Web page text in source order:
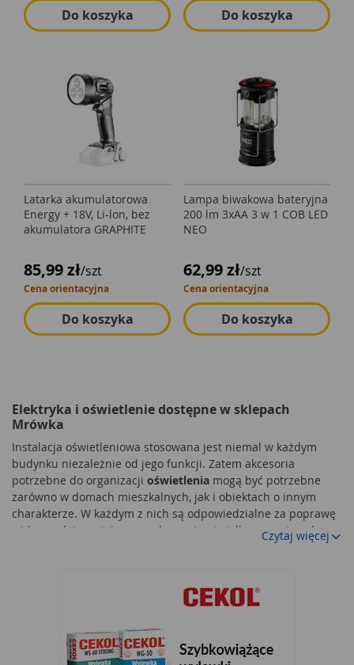
Do koszyka Do koszyka
Latarka akumulatorowa
Energy + 18V, Li-lon, bez
akumulatora GRAPHITE
85,99 zł/szt
Cena orientacyjna
Do koszyka
Lampa biwakowa bateryjna
200 lm 3xAA 3 w 1 COB LED
NEO
62,99 zł/szt
Cena orientacyjna
Do koszyka
Elektryka i oświetlenie dostępne w sklepach
Mrówka
Instalacja oświetleniowa stosowana jest niemal w każdym
budynku niezależnie od jego funkcji. Zatem akcesoria
potrzebne do organizacji oświetlenia mogą być potrzebne
zarówno w domach mieszkalnych, jak i obiektach o innym
charakterze. W każdym z nich są odpowiedzialne za poprawę
widoczności w miejscu przebywania nie tylko po zmierzchu,
ale także przy pracy. W sklepach Mrówka znalazły się
postaci żarówek. Wiele różnorodnych produktów może się
Akcesoria oświetleniowe
Czytaj więcej